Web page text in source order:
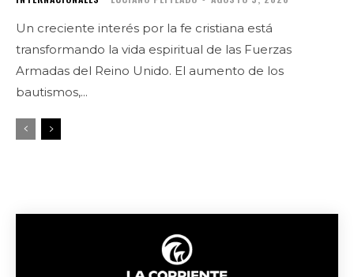
Un creciente interés por la fe cristiana está
transformando la vida espiritual de las Fuerzas
Armadas del Reino Unido. El aumento de los
bautismos,...